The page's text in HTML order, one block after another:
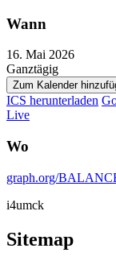
Wann
16. Mai 2026
Ganztägig
Zum Kalender
ICS herunterladen
Live
Wo
graph.org/
i4umck
Sitemap